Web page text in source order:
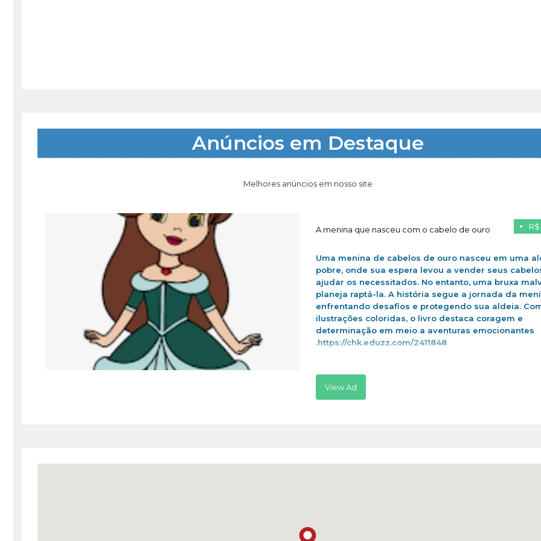
Anúncios em Destaque
Melhores anúncios em nosso site
A menina que nasceu com o cabelo de ouro
Uma menina de cabelos de ouro nasceu em uma
pobre, onde sua espera levou a vender seus
ajudar os necessitados. No entanto, uma bruxa
planeja raptá-la. A história segue a jornada da
enfrentando desafios e protegendo sua aldeia.
ilustrações coloridas, o livro destaca coragem e
determinação em meio a aventuras emocionantes
.https://chk.eduzz.com/2411848
View Ad